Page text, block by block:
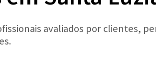
avaliados por clientes,